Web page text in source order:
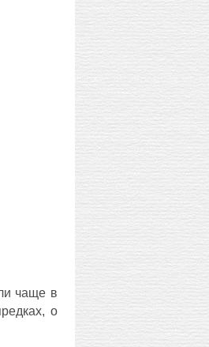
чаще в
о